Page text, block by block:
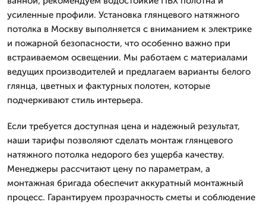
усиленные профили. Установка глянцевого натяжного
потолка в Москву выполняется с вниманием к электрике
и пожарной безопасности, что особенно важно при
встраиваемом освещении. Мы работаем с материалами
ведущих производителей и предлагаем варианты белого
глянца, цветных и фактурных полотен, которые
подчеркивают стиль интерьера.
Если требуется доступная цена и надежный результат,
наши тарифы позволяют сделать монтаж глянцевого
натяжного потолка недорого без ущерба качеству.
Менеджеры рассчитают цену по параметрам, а
монтажная бригада обеспечит аккуратный монтажный
процесс. Гарантируем прозрачность сметы и соблюдение